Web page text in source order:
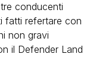
conducenti
fatti refertare con
non gravi
il Defender Land